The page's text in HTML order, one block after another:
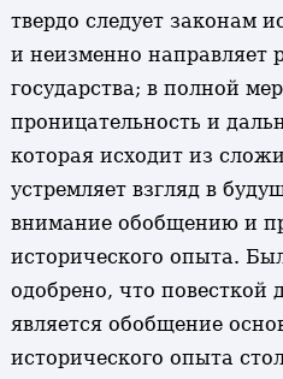
твердо следует законам
и неизменно направляет
государства; в полной
проницательность и
которая исходит из
устремляет взгляд в
внимание обобщению и
исторического опыта.
одобрено, что повесткой
является обобщение
исторического опыта